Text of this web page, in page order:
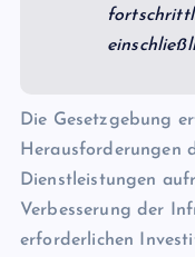
Die Gesetzgebung
Herausforderungen
Dienstleistungen
Verbesserung der
erforderlichen